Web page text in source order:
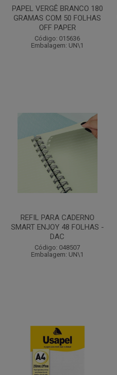
PAPEL VERGÊ BRANCO 180
GRAMAS COM 50 FOLHAS
OFF PAPER
Código: 015636
Embalagem: UN\1
REFIL PARA CADERNO
SMART ENJOY 48 FOLHAS -
DAC
Código: 048507
Embalagem: UN\1